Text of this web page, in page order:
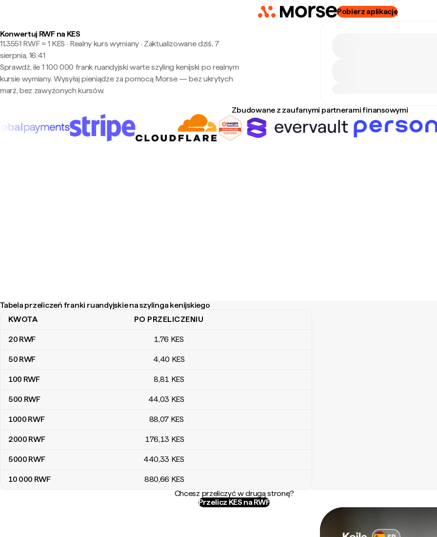
Pobierz aplikację
Konwertuj RWF na KES
11,3551 RWF ≈ 1 KES · Realny kurs wymiany· Zaktualizowane dziś, 7
sierpnia, 16:41
Sprawdź, ile 1 100 000 frank ruandyjski warte szyling kenijski po realnym
kursie wymiany. Wysyłaj pieniądze za pomocą Morse — bez ukrytych
marż, bez zawyżonych kursów.
Zbudowane z zaufanymi partnerami finansowymi
Tabela przeliczeń franki ruandyjskie na szylinga kenijskiego
Tabela przeliczeń franki ruandyjskie na szylinga kenijskiego
KWOTA PO PRZELICZENIU
20 RWF 1,76 KES
50 RWF 4,40 KES
100 RWF 8,81 KES
500 RWF 44,03 KES
1000 RWF 88,07 KES
2000 RWF 176,13 KES
5000 RWF 440,33 KES
10 000 RWF 880,66 KES
Chcesz przeliczyć w drugą stronę?
Przelicz KES na RWF